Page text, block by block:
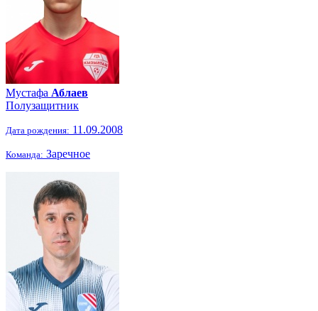
Мустафа Аблаев
Полузащитник
Дата рождения: 11.09.2008
Команда: Заречное